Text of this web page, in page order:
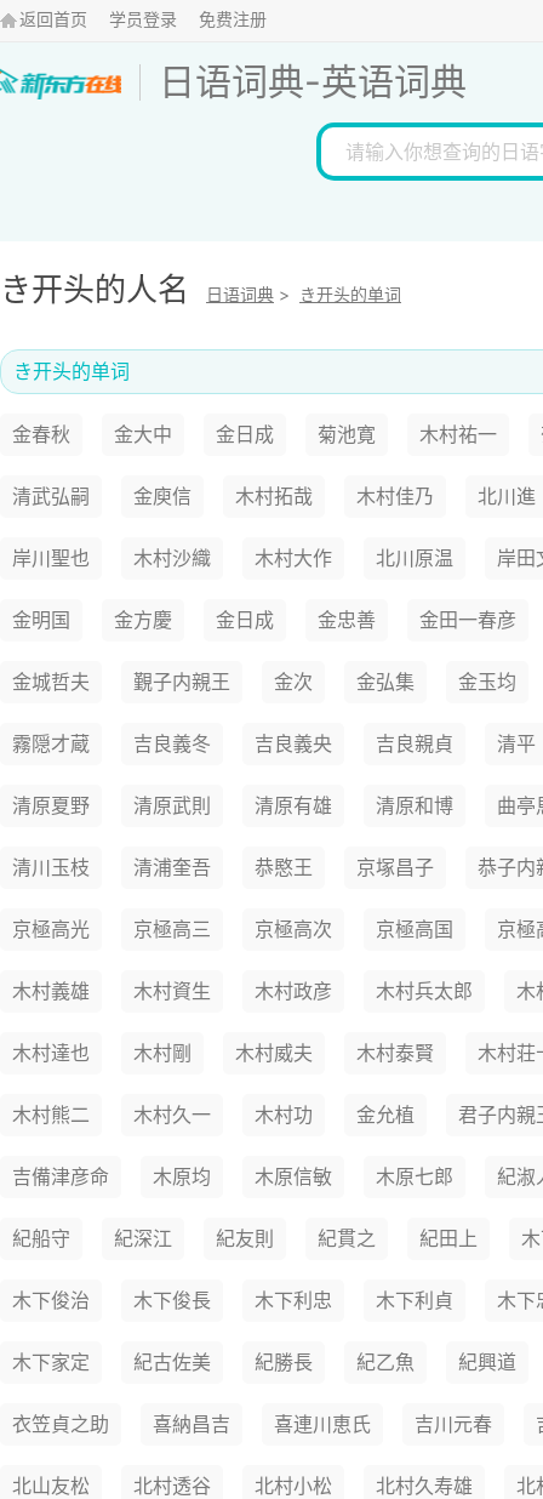
返回首页 学员登录 免费注册
日语词典-英语词典
き开头的人名 日语词典 > き开头的单词
き开头的单词
金春秋 金大中 金日成 菊池寛 木村祐一
清武弘嗣 金庾信 木村拓哉 木村佳乃 北川進
岸川聖也 木村沙織 木村大作 北川原温 岸田
金明国 金方慶 金日成 金忠善 金田一春彦
金城哲夫 覲子内親王 金次 金弘集 金玉均
霧隠才蔵 吉良義冬 吉良義央 吉良親貞 清平
清原夏野 清原武則 清原有雄 清原和博 曲亭
清川玉枝 清浦奎吾 恭愍王 京塚昌子 恭子内
京極高光 京極高三 京極高次 京極高国 京極
木村義雄 木村資生 木村政彦 木村兵太郎 木
木村達也 木村剛 木村威夫 木村泰賢 木村荘
木村熊二 木村久一 木村功 金允植 君子内親
吉備津彦命 木原均 木原信敏 木原七郎 紀淑
紀船守 紀深江 紀友則 紀貫之 紀田上
木下俊治 木下俊長 木下利忠 木下利貞 木下
木下家定 紀古佐美 紀勝長 紀乙魚 紀興道
衣笠貞之助 喜納昌吉 喜連川恵氏 吉川元春
北山友松 北村透谷 北村小松 北村久寿雄 北